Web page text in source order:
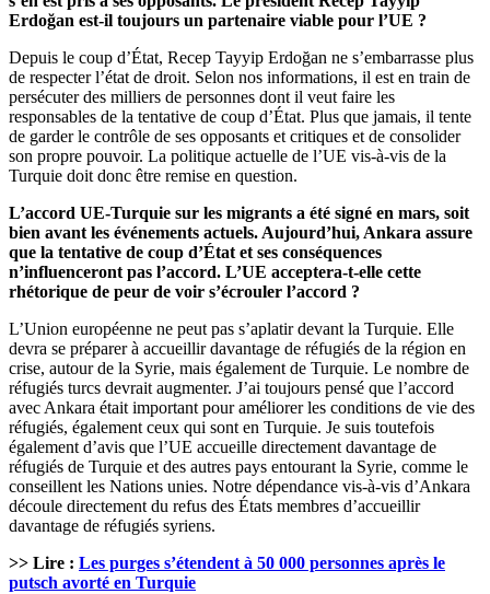
Erdoğan est-il toujours un partenaire viable pour l’UE ?
Depuis le coup d’État, Recep Tayyip Erdoğan ne s’embarrasse plus
de respecter l’état de droit. Selon nos informations, il est en train de
persécuter des milliers de personnes dont il veut faire les
responsables de la tentative de coup d’État. Plus que jamais, il tente
de garder le contrôle de ses opposants et critiques et de consolider
son propre pouvoir. La politique actuelle de l’UE vis-à-vis de la
Turquie doit donc être remise en question.
L’accord UE-Turquie sur les migrants a été signé en mars, soit
bien avant les événements actuels. Aujourd’hui, Ankara assure
que la tentative de coup d’État et ses conséquences
n’influenceront pas l’accord. L’UE acceptera-t-elle cette
rhétorique de peur de voir s’écrouler l’accord ?
L’Union européenne ne peut pas s’aplatir devant la Turquie. Elle
devra se préparer à accueillir davantage de réfugiés de la région en
crise, autour de la Syrie, mais également de Turquie. Le nombre de
réfugiés turcs devrait augmenter. J’ai toujours pensé que l’accord
avec Ankara était important pour améliorer les conditions de vie des
réfugiés, également ceux qui sont en Turquie. Je suis toutefois
également d’avis que l’UE accueille directement davantage de
réfugiés de Turquie et des autres pays entourant la Syrie, comme le
conseillent les Nations unies. Notre dépendance vis-à-vis d’Ankara
découle directement du refus des États membres d’accueillir
davantage de réfugiés syriens.
>> Lire : Les purges s’étendent à 50 000 personnes après le
putsch avorté en Turquie